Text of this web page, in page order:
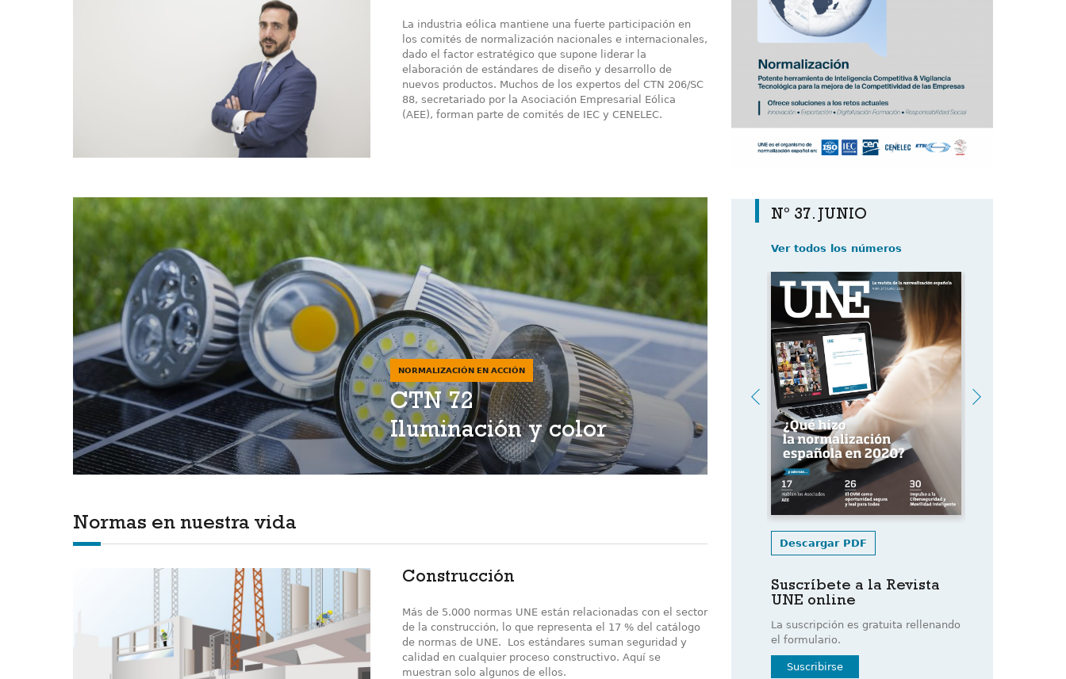
Nº 37. JUNIO
Ver todos los números
Descargar PDF
Suscríbete a la Revista
UNE online
La suscripción es gratuita rellenando
el formulario.
Suscribirse
La industria eólica mantiene una fuerte participación en
los comités de normalización nacionales e internacionales,
dado el factor estratégico que supone liderar la
elaboración de estándares de diseño y desarrollo de
nuevos productos. Muchos de los expertos del CTN 206/SC
88, secretariado por la Asociación Empresarial Eólica
(AEE), forman parte de comités de IEC y CENELEC.
NORMALIZACIÓN EN ACCIÓN
CTN 72
Iluminación y color
Normas en nuestra vida
Construcción
Más de 5.000 normas UNE están relacionadas con el sector
de la construcción, lo que representa el 17 % del catálogo
de normas de UNE. Los estándares suman seguridad y
calidad en cualquier proceso constructivo. Aquí se
muestran solo algunos de ellos.